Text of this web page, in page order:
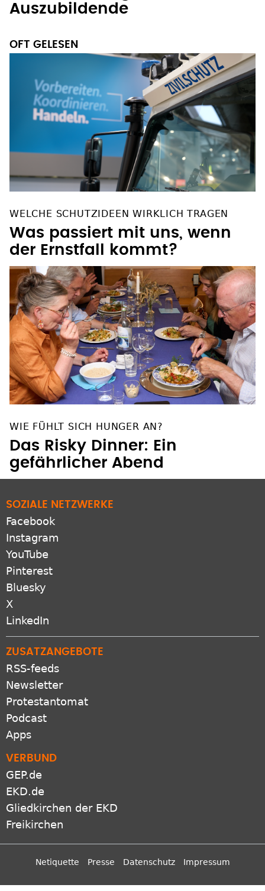
Auszubildende
OFT GELESEN
WELCHE SCHUTZIDEEN WIRKLICH TRAGEN
Was passiert mit uns, wenn
der Ernstfall kommt?
WIE FÜHLT SICH HUNGER AN?
Das Risky Dinner: Ein
gefährlicher Abend
SOZIALE NETZWERKE
Facebook
Instagram
YouTube
Pinterest
Bluesky
X
LinkedIn
ZUSATZANGEBOTE
RSS-feeds
Newsletter
Protestantomat
Podcast
Apps
VERBUND
GEP.de
EKD.de
Gliedkirchen der EKD
Freikirchen
Netiquette Presse Datenschutz Impressum